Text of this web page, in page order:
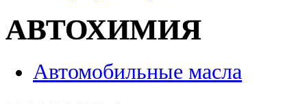
АВТОХИМИЯ
Автомобильные масла